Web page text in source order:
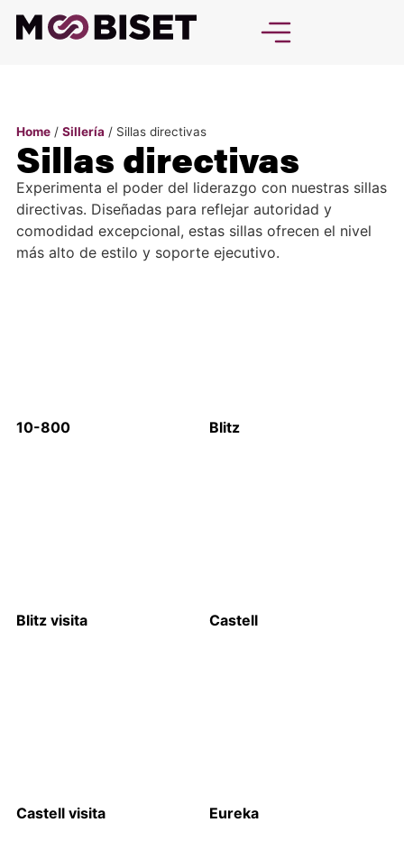
Home/ Sillería / Sillas directivas
Sillas directivas
Experimenta el poder del liderazgo con nuestras sillas
directivas. Diseñadas para reflejar autoridad y
comodidad excepcional, estas sillas ofrecen el nivel
más alto de estilo y soporte ejecutivo.
10-800 Blitz
Blitz visita Castell
Castell visita Eureka